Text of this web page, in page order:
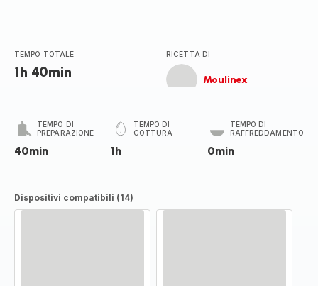
TEMPO TOTALE
1h 40min
RICETTA DI
Moulinex
TEMPO DI
PREPARAZIONE
40min
TEMPO DI
COTTURA
1h
TEMPO DI
RAFFREDDAMENTO
0min
Dispositivi compatibili (14)